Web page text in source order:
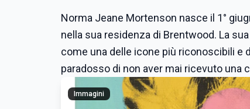
Norma Jeane Mortenson nasce il 1°
nella sua residenza di Brentwood. La
come una delle icone più riconoscibili e
paradosso di non aver mai ricevuto una
Immagini